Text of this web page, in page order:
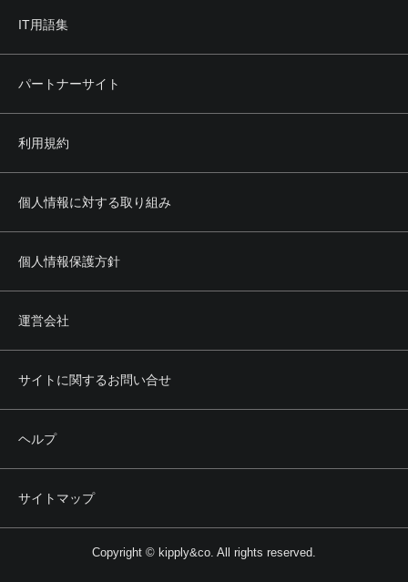
IT用語集
パートナーサイト
利用規約
個人情報に対する取り組み
個人情報保護方針
運営会社
サイトに関するお問い合せ
ヘルプ
サイトマップ
Copyright © kipply&co. All rights reserved.